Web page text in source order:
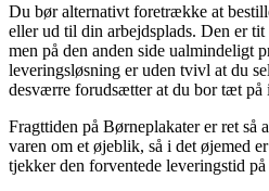
Du bør alternativt foretrække at
eller ud til din arbejdsplads. Den er
men på den anden side ualmindeligt
leveringsløsning er uden tvivl at du
desværre forudsætter at du bor tæt på
Fragttiden på Børneplakater er ret så
varen om et øjeblik, så i det øjemed
tjekker den forventede leveringstid